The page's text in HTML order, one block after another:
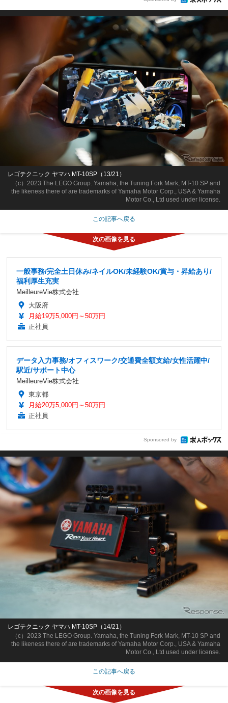
（c）2023 The LEGO Group. Yamaha, the Tuning Fork Mark, MT-10 SP and
the likeness there of are trademarks of Yamaha Motor Corp., USA & Yamaha
Motor Co., Ltd used under license.
レゴテクニック ヤマハ MT-10SP（13/21）
この記事へ戻る
一般事務/完全土日休み/ネイルOK/未経験OK/賞与・昇給あり/
福利厚生充実
MeilleureVie株式会社
大阪府
月給19万5,000円～50万円
正社員
データ入力事務/オフィスワーク/交通費全額支給/女性活躍中/
駅近/サポート中心
MeilleureVie株式会社
東京都
月給20万5,000円～50万円
正社員
Sponsored by
（c）2023 The LEGO Group. Yamaha, the Tuning Fork Mark, MT-10 SP and
the likeness there of are trademarks of Yamaha Motor Corp., USA & Yamaha
Motor Co., Ltd used under license.
レゴテクニック ヤマハ MT-10SP（14/21）
この記事へ戻る